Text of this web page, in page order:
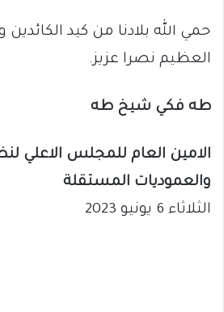
حمي الله بلادنا من كيد
العظيم نصرا عزيز.
طه فكي شيخ طه
الامين العام للمجلس الاعلي
والعموديات المستقلة
الثلاثاء 6 يونيو 2023